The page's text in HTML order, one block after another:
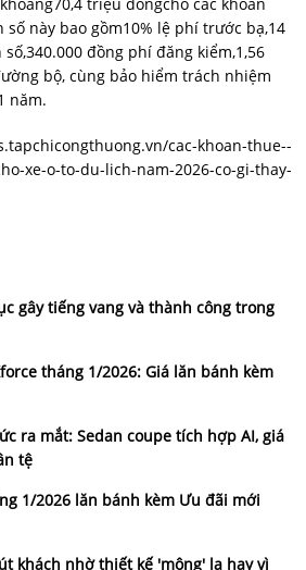
này bao gồm10% lệ phí trước bạ,14
đồng phí đăng kiểm,1,56
bộ, cùng bảo hiểm trách nhiệm
năm.
cac-khoan-thue--
xe-o-to-du-lich-nam-2026-co-gi-thay-
gây tiếng vang và thành công trong
tháng 1/2026: Giá lăn bánh kèm
ra mắt: Sedan coupe tích hợp AI, giá
tệ
1/2026 lăn bánh kèm Ưu đãi mới
khách nhờ thiết kế 'mông' lạ hay vì